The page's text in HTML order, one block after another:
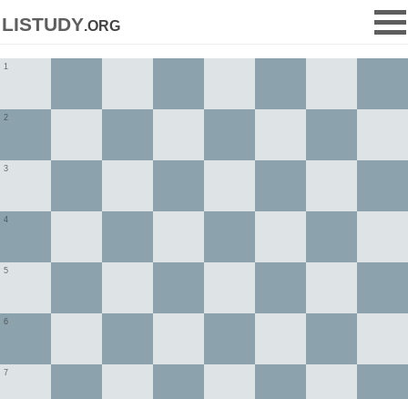
listudy.org
1
2
3
4
5
6
7